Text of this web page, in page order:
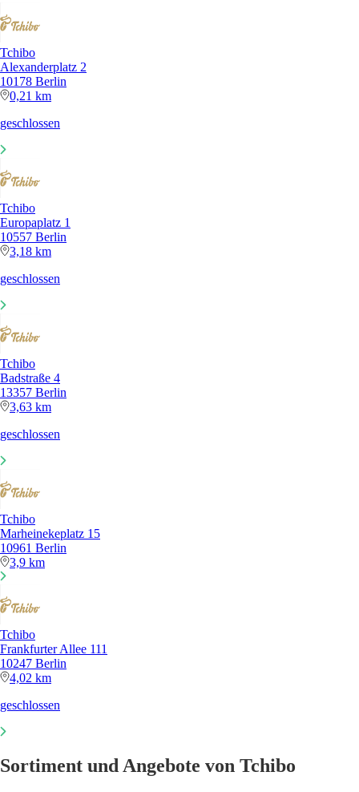
Tchibo
Alexanderplatz 2
10178 Berlin
0,21 km
geschlossen
Tchibo
Europaplatz 1
10557 Berlin
3,18 km
geschlossen
Tchibo
Badstraße 4
13357 Berlin
3,63 km
geschlossen
Tchibo
Marheinekeplatz 15
10961 Berlin
3,9 km
Tchibo
Frankfurter Allee 111
10247 Berlin
4,02 km
geschlossen
Sortiment und Angebote von Tchibo